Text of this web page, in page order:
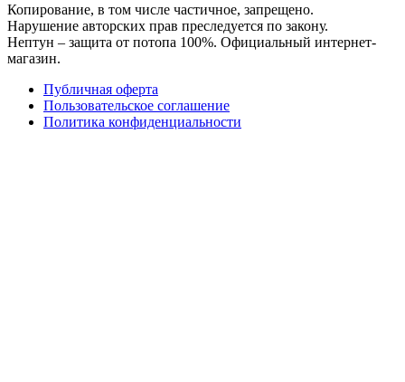
Копирование, в том числе частичное, запрещено.
Нарушение авторских прав преследуется по закону.
Нептун – защита от потопа 100%. Официальный интернет-
магазин.
Публичная оферта
Пользовательское соглашение
Политика конфиденциальности